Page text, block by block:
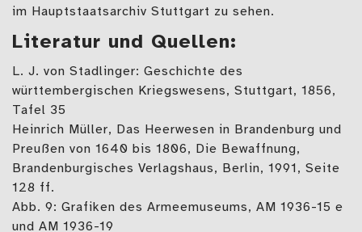
im Hauptstaatsarchiv Stuttgart zu sehen.
Literatur und Quellen:
L. J. von Stadlinger: Geschichte des
württembergischen Kriegswesens, Stuttgart, 1856,
Tafel 35
Heinrich Müller, Das Heerwesen in Brandenburg und
Preußen von 1640 bis 1806, Die Bewaffnung,
Brandenburgisches Verlagshaus, Berlin, 1991, Seite
128 ff.
Abb. 9: Grafiken des Armeemuseums, AM 1936-15 e
und AM 1936-19